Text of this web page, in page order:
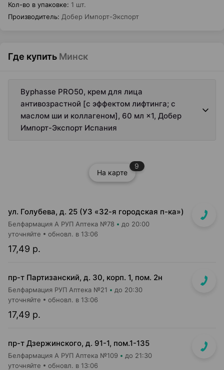
Кол-во в упаковке: 1 шт.
Производитель: Добер Импорт-Экспорт
Где купить Минск
Byphasse PRO50, крем для лица
антивозрастной [с эффектом лифтинга; с
маслом ши и коллагеном], 60 мл ×1, Добер
Импорт-Экспорт Испания
На карте
9
ул. Голубева, д. 25 (УЗ «32-я городская п-ка»)
Белфармация А РУП Аптека №78 до 20:00
17,49 р.
уточняйте обновл. в 13:06
пр-т Партизанский, д. 30, корп. 1, пом. 2н
Белфармация РУП Аптека №21 до 20:30
17,49 р.
уточняйте обновл. в 13:06
пр-т Дзержинского, д. 91-1, пом.1-135
Белфармация А РУП Аптека №109 до 21:30
уточняйте обновл. в 13:06